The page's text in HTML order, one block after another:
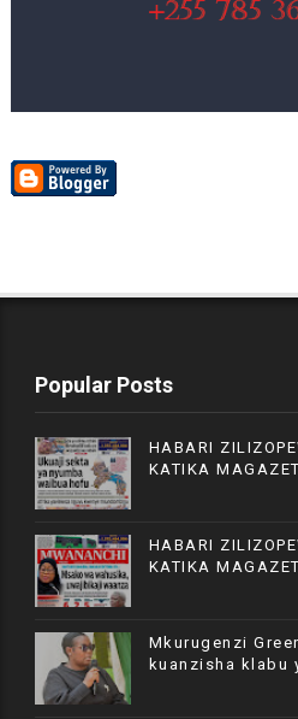
Popular Posts
HABARI
KATIKA
HABARI
KATIKA
Mkurugenzi
kuanzisha klabu